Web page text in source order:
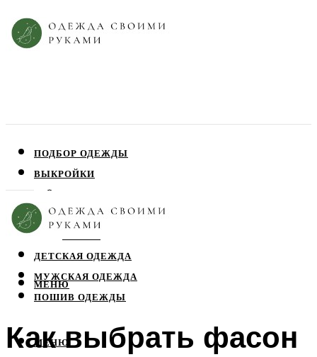
ПОДБОР ОДЕЖДЫ
ВЫКРОЙКИ
ЮБКИ
ДЕТСКАЯ ОДЕЖДА
МУЖСКАЯ ОДЕЖДА
ПОШИВ ОДЕЖДЫ
МЕНЮ
МЕНЮ
Как выбрать фасон